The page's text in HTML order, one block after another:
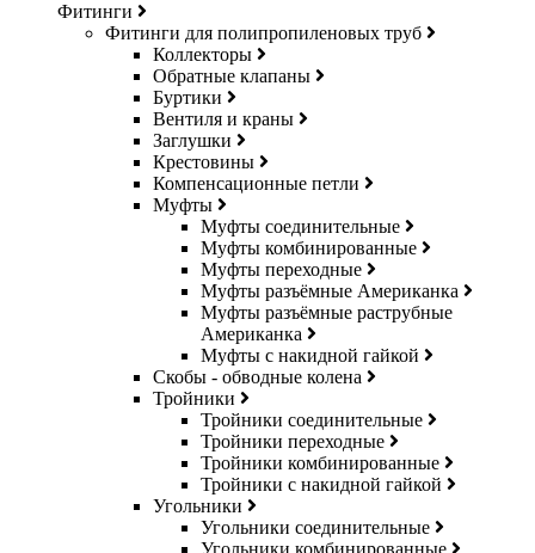
Фитинги
Фитинги для полипропиленовых труб
Коллекторы
Обратные клапаны
Буртики
Вентиля и краны
Заглушки
Крестовины
Компенсационные петли
Муфты
Муфты соединительные
Муфты комбинированные
Муфты переходные
Муфты разъёмные Американка
Муфты разъёмные раструбные
Американка
Муфты с накидной гайкой
Скобы - обводные колена
Тройники
Тройники соединительные
Тройники переходные
Тройники комбинированные
Тройники с накидной гайкой
Угольники
Угольники соединительные
Угольники комбинированные